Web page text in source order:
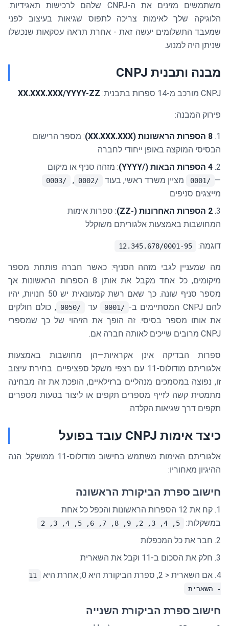
משתמשים מזינים את ה-CNPJ שלהם לרכישות תאגידיות.
הלוגיקה שלך לאימות צריכה לתפוס שגיאות בעיצוב לפני
שמעבד התשלומים יעשה זאת - אחרת תראה עסקאות שנכשלו
שניתן היה למנוע.
מבנה ותבנית CNPJ
CNPJ מורכב מ-14 ספרות בתבנית: XX.XXX.XXX/YYYY-ZZ
פירוק המבנה:
8 הספרות הראשונות (XX.XXX.XXX)
: מספר הרישום
הבסיסי המוקצה באופן ייחודי לחברה
4 הספרות הבאות (/YYYY)
: מזהה סניף או מיקום
—
/0001 מציין משרד ראשי, בעוד /0002
,
/0003
מייצגים סניפים
2 הספרות האחרונות (-ZZ)
: ספרות אימות
המחושבות באמצעות אלגוריתם משוקלל
דוגמה: 12.345.678/0001-95
מה שמעניין לגבי מזהה הסניף: כאשר חברה פותחת מספר
מיקומים, כל אחד מקבל את אותן 8 הספרות הראשונות אך
מספר סניף שונה. כך שאם רשת קמעונאית יש 50 חנויות, יהיו
להם CNPJ המסתיימים ב-
/0001 עד /0050
, כולם חולקים
את אותו מספר בסיסי. זה הופך את הזיהוי של כך שמספרי
CNPJ מרובים שייכים לאותה חברה אם.
ספרות הבדיקה אינן אקראיות—הן מחושבות באמצעות
אלגוריתם מודולוס-11 עם רצפי משקל ספציפיים. בחירת עיצוב
זו, נפוצה במסמכים מנהליים ברזילאיים, הופכת את זה מבחינה
מתמטית קשה לזייף מספרים תקפים או ליצור בטעות מספרים
תקפים דרך שגיאות הקלדה.
כיצד אימות CNPJ עובד בפועל
אלגוריתם האימות משתמש בחישוב מודולוס-11 ממושקל. הנה
ההיגיון מאחוריו:
חישוב ספרת הביקורת הראשונה
קח את 12 הספרות הראשונות והכפל כל אחת
במשקלות:
5, 4, 3, 2, 9, 8, 7, 6, 5, 4, 3, 2
חבר את כל המכפלות
חלק את הסכום ב-11 וקבל את השארית
אם השארית < 2, ספרת הביקורת היא 0; אחרת היא
11
- השארית
חישוב ספרת הביקורת השנייה